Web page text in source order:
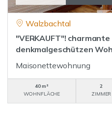
Walzbachtal
"VERKAUFT"!
denkmalgeschützen
Maisonettewohnung
40 m²
WOHNFLÄCHE
2
ZIMMER